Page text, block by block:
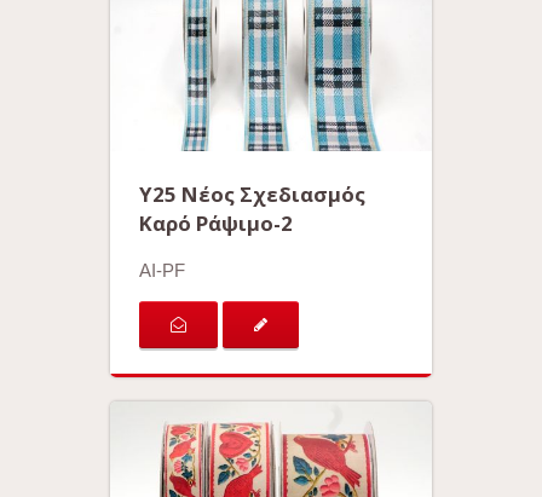
Y25 Νέος Σχεδιασμός
Καρό Ράψιμο-2
AI-PF